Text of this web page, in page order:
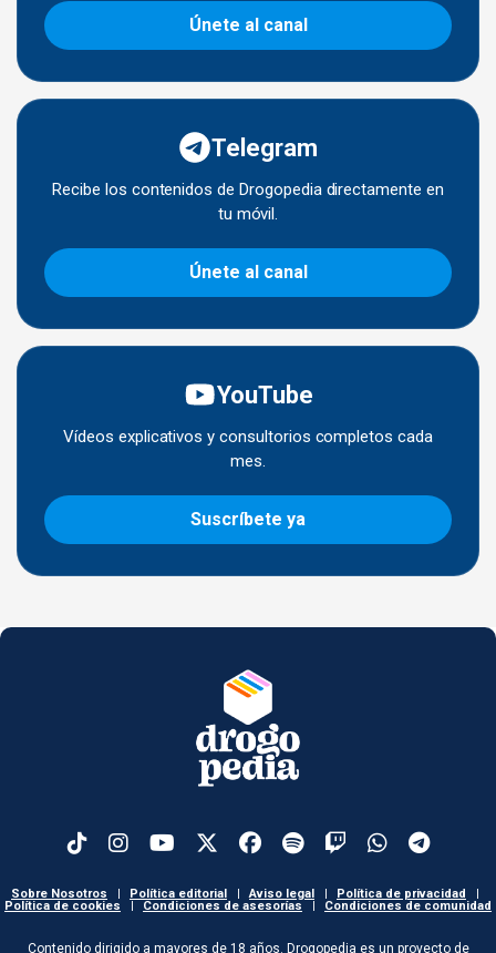
Únete al canal
Telegram
Recibe los contenidos de Drogopedia directamente en
tu móvil.
Únete al canal
YouTube
Vídeos explicativos y consultorios completos cada
mes.
Suscríbete ya
Sobre Nosotros | Política editorial | Aviso legal | Política de privacidad
|
Política de cookies
| Condiciones de asesorías | Condiciones de comunidad
Contenido dirigido a mayores de 18 años. Drogopedia es un proyecto de